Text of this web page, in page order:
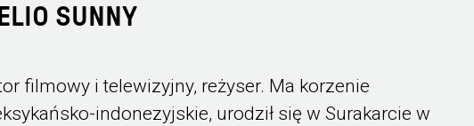
SUNNY
filmowy i telewizyjny, reżyser. Ma korzenie
indonezyjskie, urodził się w Surakarcie w